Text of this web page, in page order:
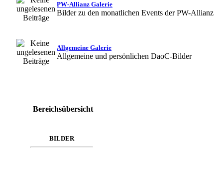
PW-Allianz Galerie
Bilder zu den monatlichen Events der PW-Allianz
Allgemeine Galerie
Allgemeine und persönlichen DaoC-Bilder
Bereichsübersicht
BILDER